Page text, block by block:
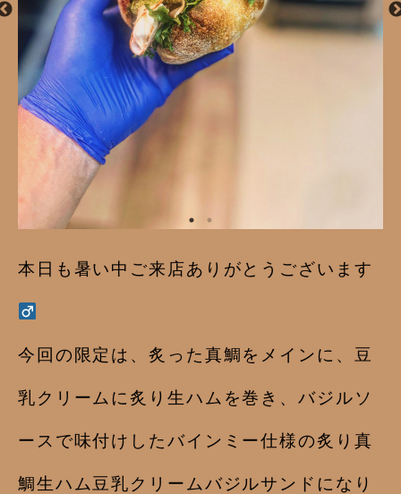
本日も暑い中ご来店ありがとうございます‍
今回の限定は、炙った真鯛をメインに、豆
乳クリームに炙り生ハムを巻き、バジルソ
ースで味付けしたバインミー仕様の炙り真
鯛生ハム豆乳クリームバジルサンドになり